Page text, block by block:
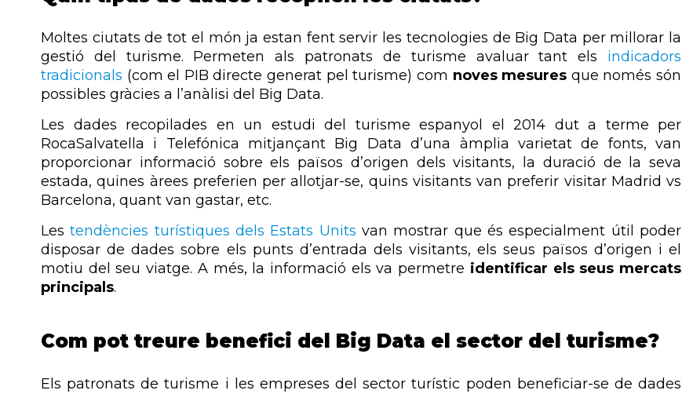
Moltes ciutats de tot el món ja estan fent servir les tecnologies de Big Data per millorar la
gestió del turisme. Permeten als patronats de turisme avaluar tant els indicadors
tradicionals (com el PIB directe generat pel turisme) com noves mesures que només són
possibles gràcies a l’anàlisi del Big Data.
Les dades recopilades en un estudi del turisme espanyol el 2014 dut a terme per
RocaSalvatella i Telefónica mitjançant Big Data d’una àmplia varietat de fonts, van
proporcionar informació sobre els països d’origen dels visitants, la duració de la seva
estada, quines àrees preferien per allotjar-se, quins visitants van preferir visitar Madrid vs
Barcelona, quant van gastar, etc.
Lestendències turístiques dels Estats Units van mostrar que és especialment útil poder
disposar de dades sobre els punts d’entrada dels visitants, els seus països d’origen i el
motiu del seu viatge. A més, la informació els va permetre identificar els seus mercats
principals.
Com pot treure benefici del Big Data el sector del turisme?
Els patronats de turisme i les empreses del sector turístic poden beneficiar-se de dades